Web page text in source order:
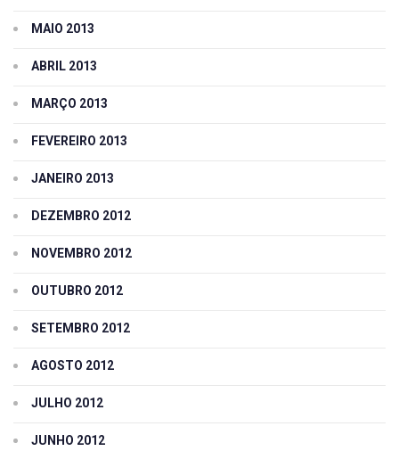
MAIO 2013
ABRIL 2013
MARÇO 2013
FEVEREIRO 2013
JANEIRO 2013
DEZEMBRO 2012
NOVEMBRO 2012
OUTUBRO 2012
SETEMBRO 2012
AGOSTO 2012
JULHO 2012
JUNHO 2012